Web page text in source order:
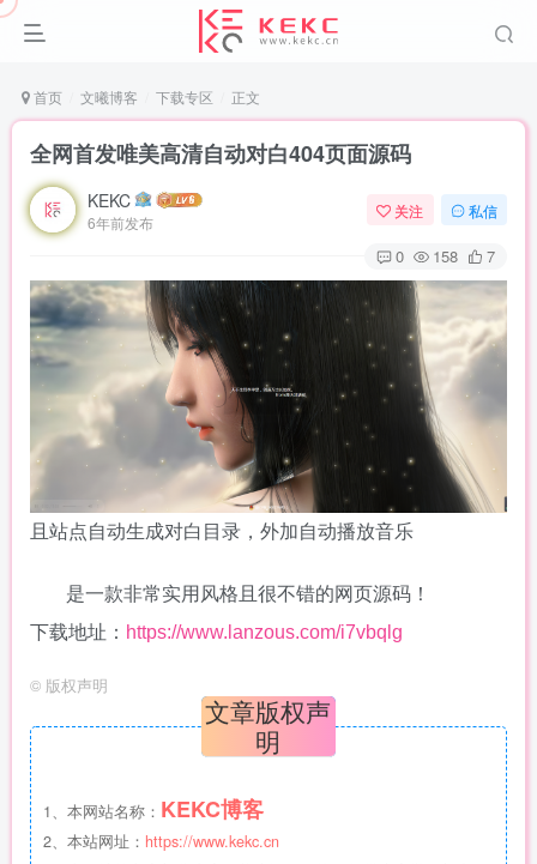
首页 文曦博客 下载专区 正文
全网首发唯美高清自动对白404页面源码
KEKC
6年前发布
关注 私信
0 158 7
且站点自动生成对白目录，外加自动播放音乐
是一款非常实用风格且很不错的网页源码！
下载地址： https://www.lanzous.com/i7vbqlg
© 版权声明
文章版权声
明
1、本网站名称： KEKC博客
2、本站网址： https://www.kekc.cn